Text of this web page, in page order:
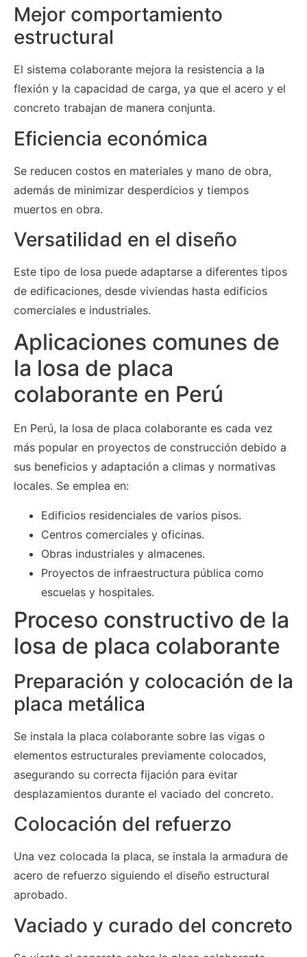
Mejor comportamiento
estructural
El sistema colaborante mejora la resistencia a la
flexión y la capacidad de carga, ya que el acero y el
concreto trabajan de manera conjunta.
Eficiencia económica
Se reducen costos en materiales y mano de obra,
además de minimizar desperdicios y tiempos
muertos en obra.
Versatilidad en el diseño
Este tipo de losa puede adaptarse a diferentes tipos
de edificaciones, desde viviendas hasta edificios
comerciales e industriales.
Aplicaciones comunes de
la losa de placa
colaborante en Perú
En Perú, la losa de placa colaborante es cada vez
más popular en proyectos de construcción debido a
sus beneficios y adaptación a climas y normativas
locales. Se emplea en:
Edificios residenciales de varios pisos.
Centros comerciales y oficinas.
Obras industriales y almacenes.
Proyectos de infraestructura pública como
escuelas y hospitales.
Proceso constructivo de la
losa de placa colaborante
Preparación y colocación de la
placa metálica
Se instala la placa colaborante sobre las vigas o
elementos estructurales previamente colocados,
asegurando su correcta fijación para evitar
desplazamientos durante el vaciado del concreto.
Colocación del refuerzo
Una vez colocada la placa, se instala la armadura de
acero de refuerzo siguiendo el diseño estructural
aprobado.
Vaciado y curado del concreto